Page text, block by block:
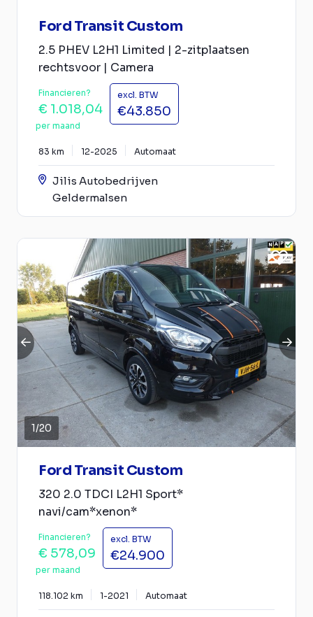
Ford Transit Custom
2.5 PHEV L2H1 Limited | 2-zitplaatsen
rechtsvoor | Camera
Financieren?
€ 1.018,04
per maand
excl. BTW
€43.850
83 km 12-2025 Automaat
Jilis Autobedrijven
Geldermalsen
1/20
Ford Transit Custom
320 2.0 TDCI L2H1 Sport*
navi/cam*xenon*
Financieren?
€ 578,09
per maand
excl. BTW
€24.900
118.102 km 1-2021 Automaat